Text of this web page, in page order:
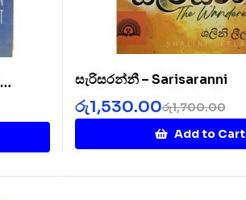
සැරිසරන්නී – Sarisaranni
රු1,700.00
රු1,530.00
Add to Cart